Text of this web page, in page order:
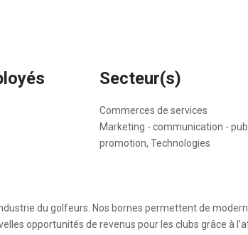
Secteur(s)
Commerces de services
Marketing - communication -
promotion, Technologies
du golfeurs. Nos bornes permettent de
opportunités de revenus pour les clubs grâce à